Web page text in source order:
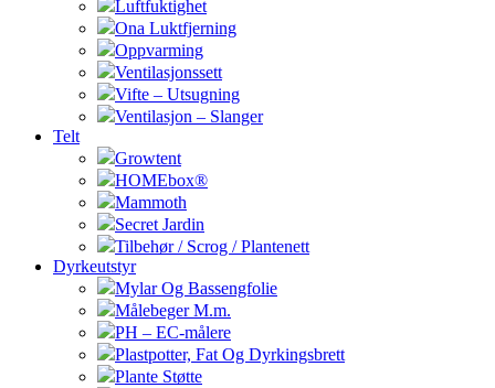
Luftfuktighet
Ona Luktfjerning
Oppvarming
Ventilasjonssett
Vifte – Utsugning
Ventilasjon – Slanger
Telt
Growtent
HOMEbox®
Mammoth
Secret Jardin
Tilbehør / Scrog / Plantenett
Dyrkeutstyr
Mylar Og Bassengfolie
Målebeger M.m.
PH – EC-målere
Plastpotter, Fat Og Dyrkingsbrett
Plante Støtte